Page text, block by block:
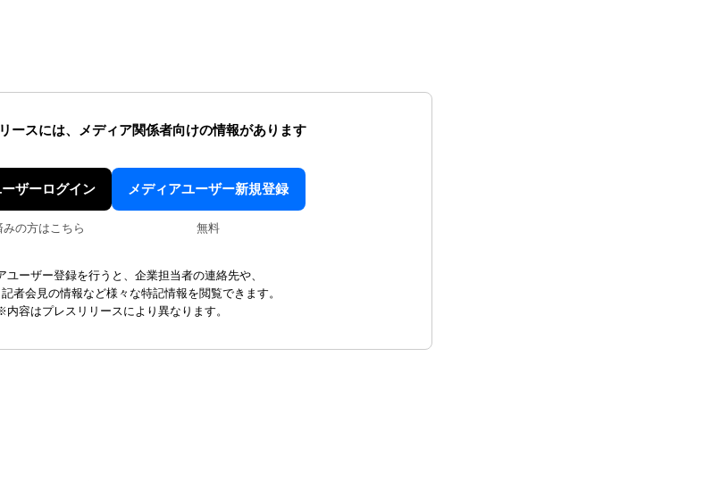
ースには、 メディア関係者向けの情報があります
ザーログイン
みの方はこちら
メディアユーザー新規登録
無料
ユーザー登録を行うと、企業担当者の連絡先や、
者会見の情報など様々な特記情報を閲覧できます。
内容はプレスリリースにより異なります。